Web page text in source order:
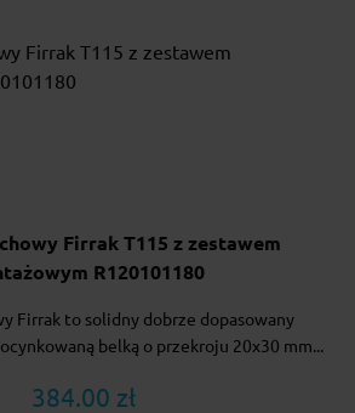
Firrak T115 z zestawem
R120101180
Firrak to solidny dobrze dopasowany
belką o przekroju 20x30 mm...
384.00 zł